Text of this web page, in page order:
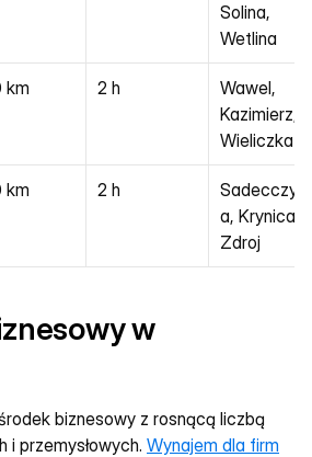
Solina,
Wetlina
km 2 h
Wawel,
Kazimierz,
Wieliczka
km 2 h
a, Krynica-
Zdroj
w
biznesowy z rosnącą liczbą
i przemysłowych. Wynajem dla firm